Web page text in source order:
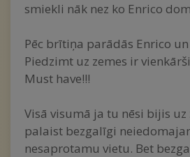
smiekli nāk nez ko Enrico
Pēc brītiņa parādās Enrico
Piedzimt uz zemes ir
Must have!!!
Visā visumā ja tu nēsi bijis
palaist bezgalīgi
nesaprotamu vietu. Bet